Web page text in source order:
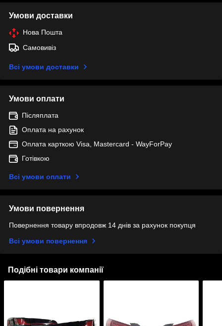
Умови доставки
Нова Пошта
Самовивіз
Всі умови доставки
Умови оплати
Післяплата
Оплата на рахунок
Оплата карткою Visa, Mastercard - WayForPay
Готівкою
Всі умови оплати
Умови повернення
Повернення товару впродовж 14 днів за рахунок покупця
Всі умови повернення
Подібні товари компанії